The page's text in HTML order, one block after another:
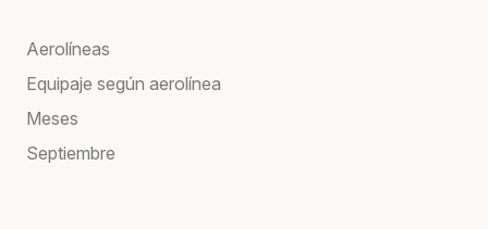
Aerolíneas
Equipaje según aerolínea
Meses
Septiembre